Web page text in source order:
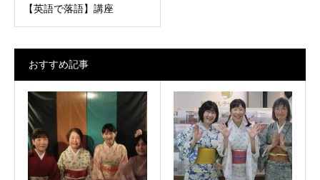
【英語で落語】講座
おすすめ記事